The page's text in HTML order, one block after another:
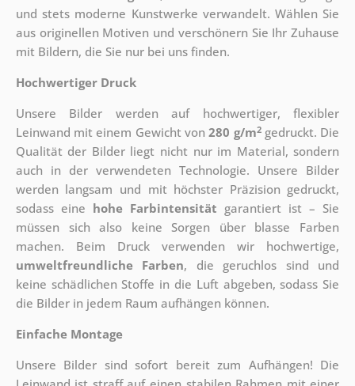
und stets moderne Kunstwerke verwandelt. Wählen Sie
aus originellen Motiven und verschönern Sie Ihr Zuhause
mit Bildern, die Sie nur bei uns finden.
Hochwertiger Druck
Unsere Bilder werden auf hochwertiger, flexibler
Leinwand mit einem Gewicht von280 g/m2gedruckt. Die
Qualität der Bilder liegt nicht nur im Material, sondern
auch in der verwendeten Technologie. Unsere Bilder
werden langsam und mit höchster Präzision gedruckt,
sodass eine hohe Farbintensität garantiert ist – Sie
müssen sich also keine Sorgen über blasse Farben
machen. Beim Druck verwenden wir hochwertige,
umweltfreundliche Farben, die geruchlos sind und
keine schädlichen Stoffe in die Luft abgeben, sodass Sie
die Bilder in jedem Raum aufhängen können.
Einfache Montage
Unsere Bilder sind sofort bereit zum Aufhängen! Die